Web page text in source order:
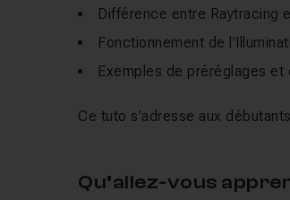
Différence entre Raytracing
Fonctionnement de
Exemples de préréglages et
Ce tuto s'adresse aux
Qu’allez-vous